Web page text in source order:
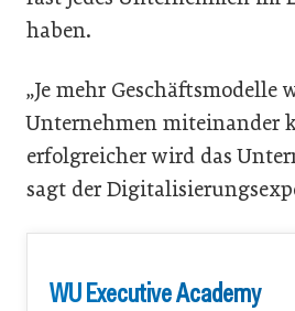
haben.
„Je mehr Geschäftsmodelle
Unternehmen miteinander
erfolgreicher wird das
sagt der
WU Executive Academy